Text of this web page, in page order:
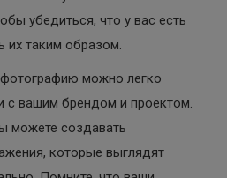
убедиться, что у вас есть
их таким образом.
можно легко
с вашим брендом и проектом.
можете создавать
которые выглядят